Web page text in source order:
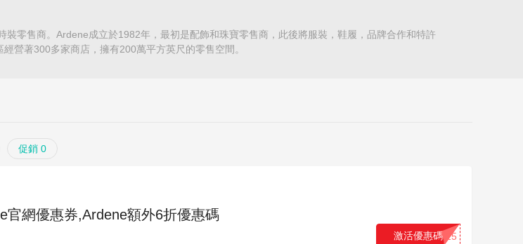
零售商。Ardene成立於1982年，最初是配飾和珠寶零售商，此後將服裝，鞋履，品牌合作和特許
營著300多家商店，擁有200萬平方英尺的零售空間。
促銷 0
官網優惠券,Ardene額外6折優惠碼
...25
激活優惠碼